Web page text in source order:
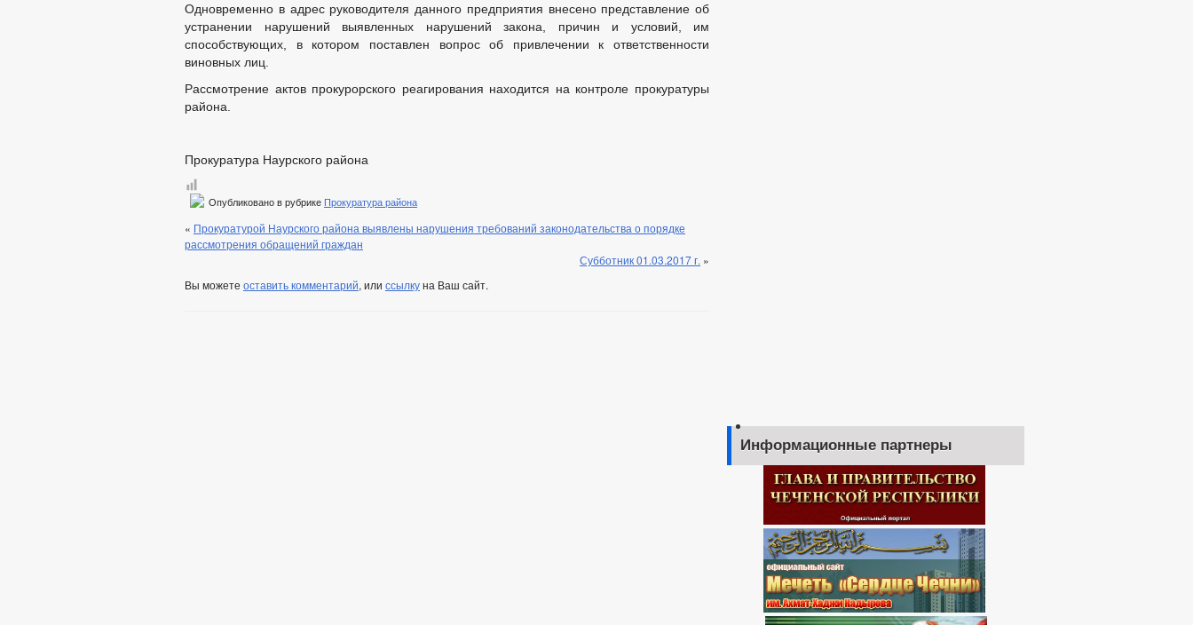
Одновременно в адрес руководителя данного предприятия внесено представление об
устранении нарушений выявленных нарушений закона, причин и условий, им
способствующих, в котором поставлен вопрос об привлечении к ответственности
виновных лиц.
Рассмотрение актов прокурорского реагирования находится на контроле прокуратуры
района.
Прокуратура Наурского района
Опубликовано в рубрике Прокуратура района
« Прокуратурой Наурского района выявлены нарушения требований законодательства о порядке
рассмотрения обращений граждан
Субботник 01.03.2017 г. »
Вы можете оставить комментарий, или ссылкуна Ваш сайт.
Информационные партнеры